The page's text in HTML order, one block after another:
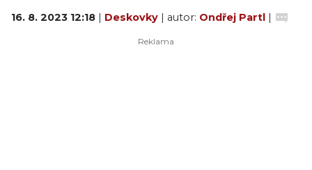
16. 8. 2023 12:18 | Deskovky | autor: Ondřej Partl |